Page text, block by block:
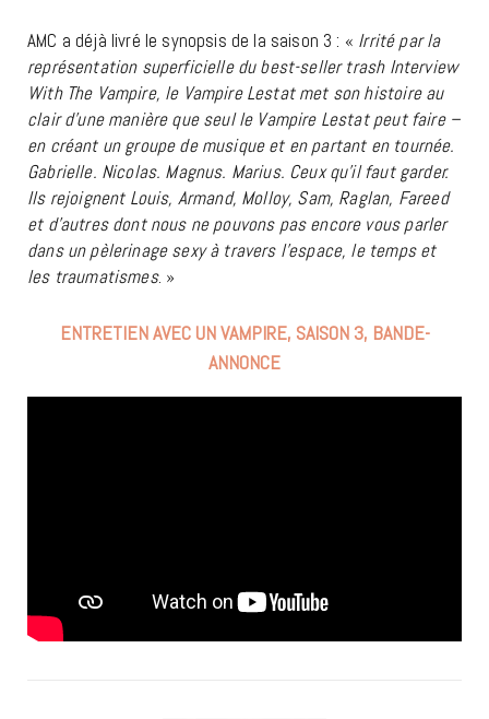
AMC a déjà livré le synopsis de la saison 3 : « Irrité par la
représentation superficielle du best-seller trash Interview
With The Vampire, le Vampire Lestat met son histoire au
clair d’une manière que seul le Vampire Lestat peut faire –
en créant un groupe de musique et en partant en tournée.
Gabrielle. Nicolas. Magnus. Marius. Ceux qu’il faut garder.
Ils rejoignent Louis, Armand, Molloy, Sam, Raglan, Fareed
et d’autres dont nous ne pouvons pas encore vous parler
dans un pèlerinage sexy à travers l’espace, le temps et
les traumatismes. »
ENTRETIEN AVEC UN VAMPIRE, SAISON 3, BANDE-
ANNONCE